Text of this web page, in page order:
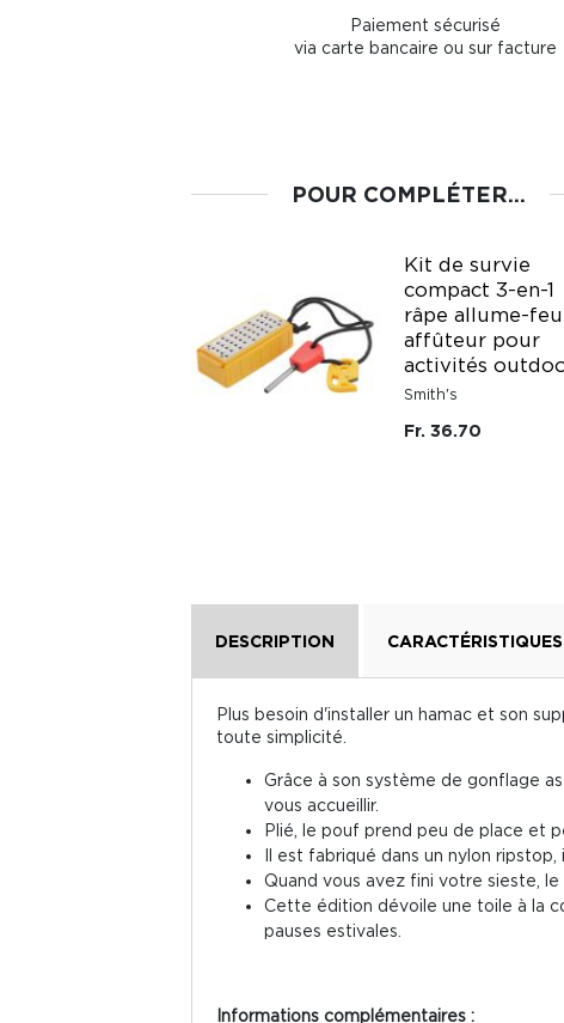
Paiement sécurisé
via carte bancaire ou sur facture
POUR COMPLÉTER...
Kit de survie
compact 3-en-1
râpe allume-feu
affûteur pour
activités
Smith's
Fr. 36.70
DESCRIPTION CARACTÉRISTIQUES
Plus besoin d'installer un hamac et son
toute simplicité.
Grâce à son système de gonflage
vous accueillir.
Plié, le pouf prend peu de place et
Il est fabriqué dans un nylon
Quand vous avez fini votre sieste,
Cette édition dévoile une toile à la
pauses estivales.
Informations complémentaires :